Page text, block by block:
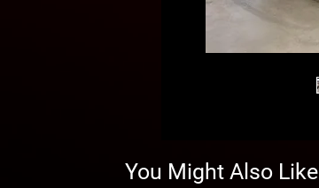
You Might Also Like